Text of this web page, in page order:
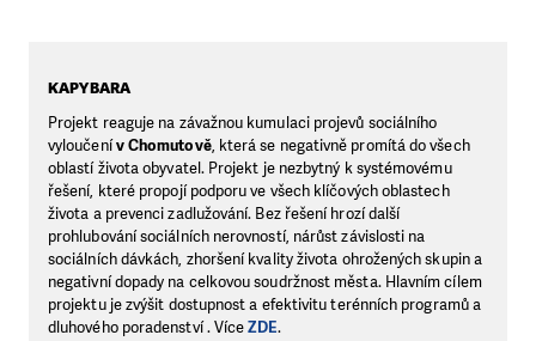
KAPYBARA
Projekt reaguje na závažnou kumulaci projevů sociálního
vyloučenív Chomutově, která se negativně promítá do všech
oblastí života obyvatel. Projekt je nezbytný k systémovému
řešení, které propojí podporu ve všech klíčových oblastech
života a prevenci zadlužování. Bez řešení hrozí další
prohlubování sociálních nerovností, nárůst závislosti na
sociálních dávkách, zhoršení kvality života ohrožených skupin a
negativní dopady na celkovou soudržnost města. Hlavním cílem
projektu je zvýšit dostupnost a efektivitu terénních programů a
dluhového poradenství . VíceZDE.